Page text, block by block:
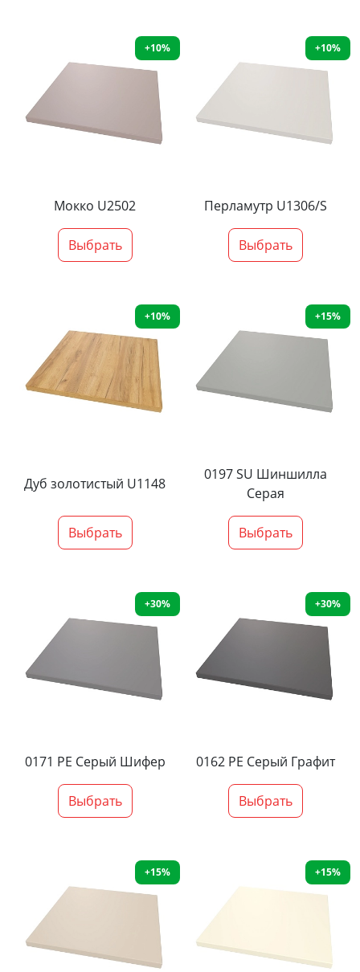
+10%
Мокко U2502
Выбрать
+10%
Перламутр U1306/S
Выбрать
+10%
Дуб золотистый U1148
Выбрать
+15%
0197 SU Шиншилла
Серая
Выбрать
+30%
0171 PE Серый Шифер
Выбрать
+30%
0162 PE Серый Графит
Выбрать
+15% +15%